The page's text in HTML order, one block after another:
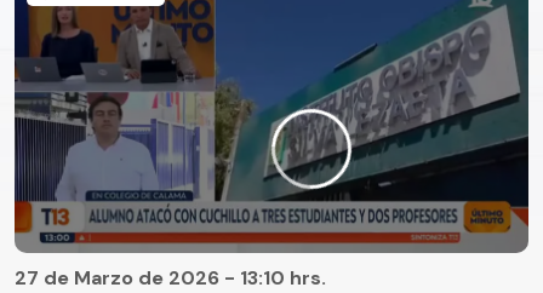
27 de Marzo de 2026 - 13:10 hrs.